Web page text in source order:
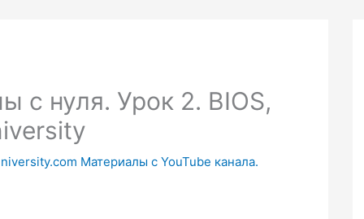
с нуля. Урок 2. BIOS,
Материалы с YouTube канала.